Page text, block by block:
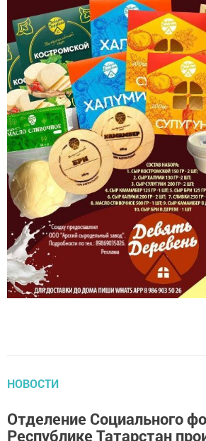
Республике Татарстан